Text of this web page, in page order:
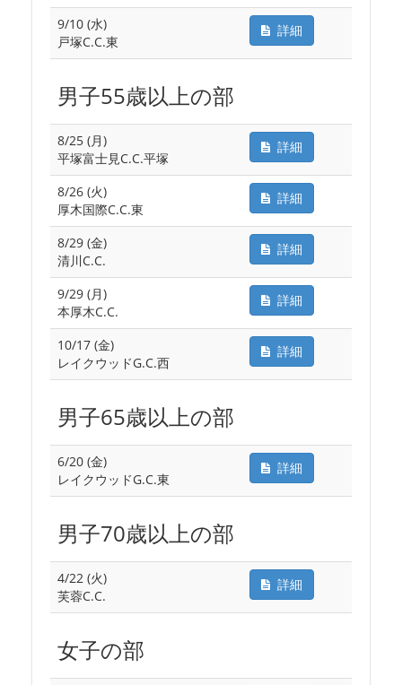
9/10 (水)
戸塚C.C.東
詳細
男子55歳以上の部
8/25 (月)
平塚富士見C.C.平塚
詳細
8/26 (火)
厚木国際C.C.東
詳細
8/29 (金)
清川C.C.
詳細
9/29 (月)
本厚木C.C.
詳細
10/17 (金)
レイクウッドG.C.西
詳細
男子65歳以上の部
6/20 (金)
レイクウッドG.C.東
詳細
男子70歳以上の部
4/22 (火)
芙蓉C.C.
詳細
女子の部